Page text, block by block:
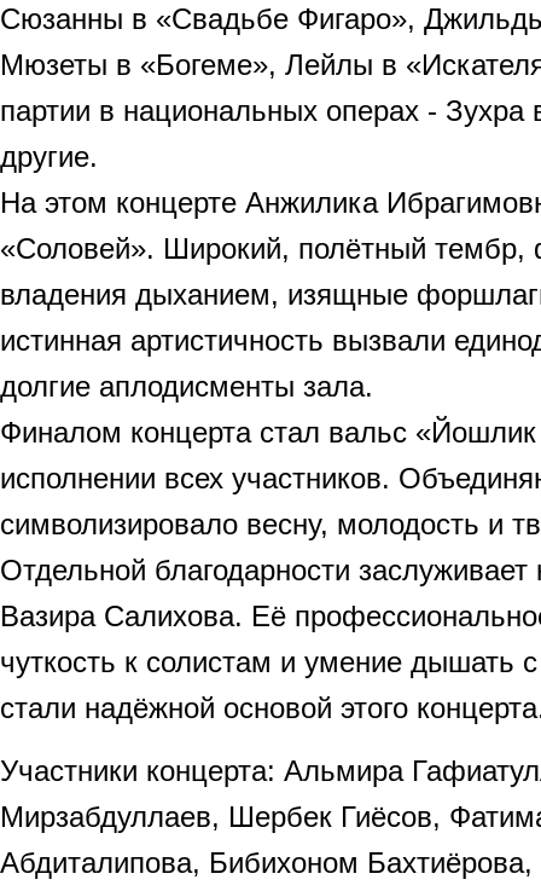
Сюзанны в «Свадьбе Фигаро»,
Мюзеты в «Богеме», Лейлы в
партии в национальных операх - Зухра
другие.
На этом концерте Анжилика
«Соловей». Широкий, полётный тембр,
владения дыханием, изящные
истинная артистичность вызвали
долгие аплодисменты зала.
Финалом концерта стал вальс
исполнении всех участников.
символизировало весну, молодость и
Отдельной благодарности заслуживает
Вазира Салихова. Её
чуткость к солистам и умение дышать
стали надёжной основой этого
Участники концерта: Альмира
Мирзабдуллаев, Шербек Гиёсов,
Абдиталипова, Бибихоном